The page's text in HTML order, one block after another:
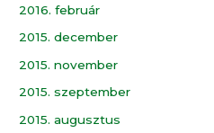
2016. február
2015. december
2015. november
2015. szeptember
2015. augusztus